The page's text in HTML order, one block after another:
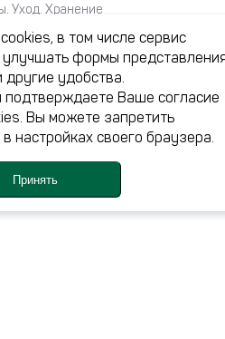
Уход. Хранение
в том числе сервис
формы
удобства.
подтверждаете Ваше согласие
Вы можете запретить
настройках своего браузера.
Принять